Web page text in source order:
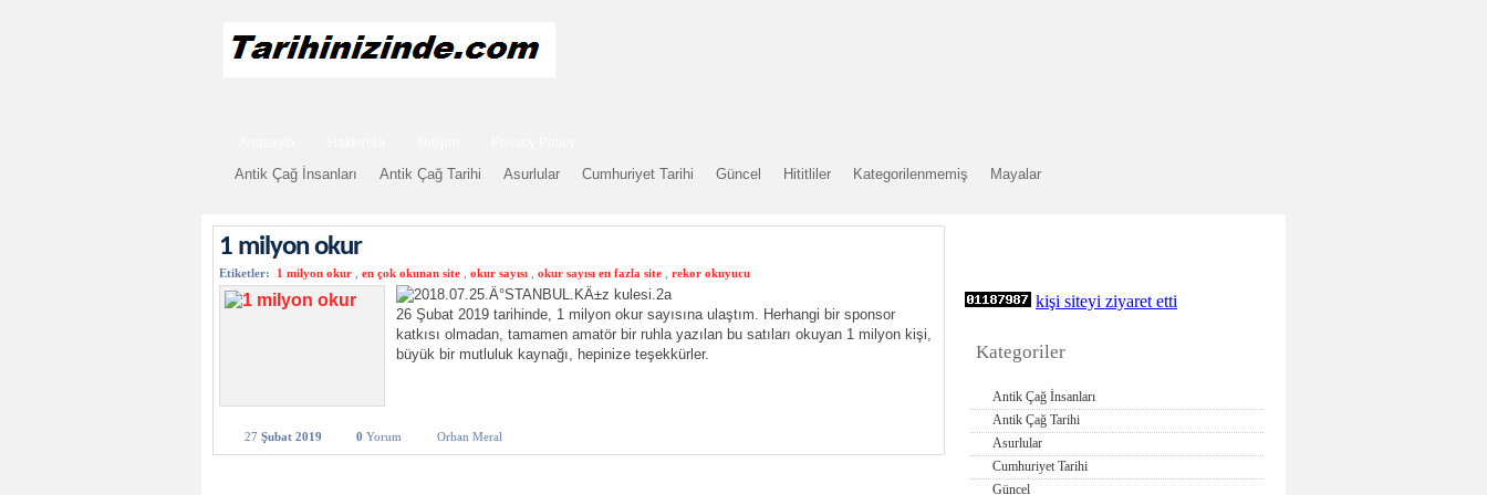
Antik Çağ İnsanları Antik Çağ Tarihi Asurlular Cumhuriyet Tarihi Güncel Hititliler Kategorilenmemiş Mayalar
1 milyon okur
Etiketler: 1 milyon okur en çok okunan site okur sayısı okur sayısı en fazla site rekor okuyucu
26 Şubat 2019 tarihinde, 1 milyon okur sayısına ulaştım. Herhangi bir sponsor
katkısı olmadan, tamamen amatör bir ruhla yazılan bu satıları okuyan 1 milyon kişi,
büyük bir mutluluk kaynağı, hepinize teşekkürler.
27 Şubat 2019 0 Yorum Orhan Meral
kişi siteyi ziyaret etti
Kategoriler
Antik Çağ İnsanları
Antik Çağ Tarihi
Asurlular
Cumhuriyet Tarihi
Güncel